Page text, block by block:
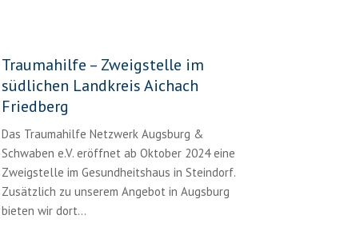
Traumahilfe – Zweigstelle im
südlichen Landkreis Aichach
Friedberg
Das Traumahilfe Netzwerk Augsburg &
Schwaben e.V. eröffnet ab Oktober 2024 eine
Zweigstelle im Gesundheitshaus in Steindorf.
Zusätzlich zu unserem Angebot in Augsburg
bieten wir dort…